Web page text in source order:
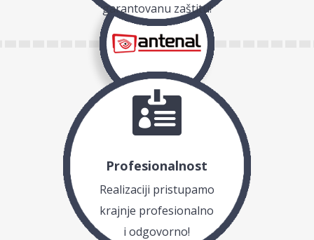
garantovanu zaštitu!

Profesionalnost
Realizaciji pristupamo
krajnje profesionalno
i odgovorno!